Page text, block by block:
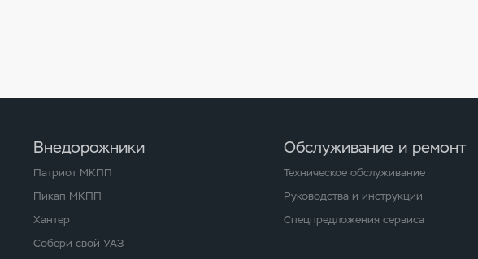
Внедорожники
Патриот МКПП
Пикап МКПП
Хантер
Собери свой УАЗ
Обслуживание и ремонт
Техническое обслуживание
Руководства и инструкции
Спецпредложения сервиса